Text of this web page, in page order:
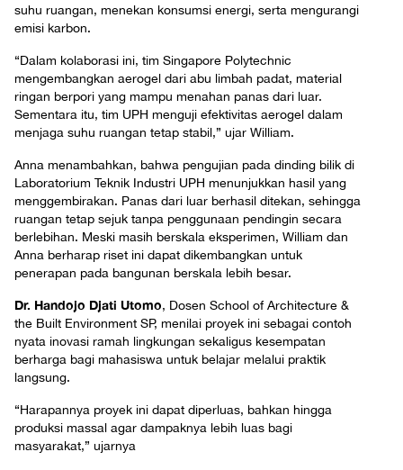
suhu ruangan, menekan konsumsi energi, serta mengurangi
emisi karbon.
“Dalam kolaborasi ini, tim Singapore Polytechnic
mengembangkan aerogel dari abu limbah padat, material
ringan berpori yang mampu menahan panas dari luar.
Sementara itu, tim UPH menguji efektivitas aerogel dalam
menjaga suhu ruangan tetap stabil,” ujar William.
Anna menambahkan, bahwa pengujian pada dinding bilik di
Laboratorium Teknik Industri UPH menunjukkan hasil yang
menggembirakan. Panas dari luar berhasil ditekan, sehingga
ruangan tetap sejuk tanpa penggunaan pendingin secara
berlebihan. Meski masih berskala eksperimen, William dan
Anna berharap riset ini dapat dikembangkan untuk
penerapan pada bangunan berskala lebih besar.
Dr. Handojo Djati Utomo, Dosen School of Architecture &
the Built Environment SP, menilai proyek ini sebagai contoh
nyata inovasi ramah lingkungan sekaligus kesempatan
berharga bagi mahasiswa untuk belajar melalui praktik
langsung.
“Harapannya proyek ini dapat diperluas, bahkan hingga
produksi massal agar dampaknya lebih luas bagi
masyarakat,” ujarnya